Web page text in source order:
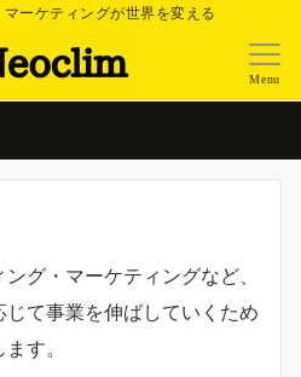
ーケティングが世界を変える
Menu
グ・マーケティングなど、
て事業を伸ばしていくため
す。